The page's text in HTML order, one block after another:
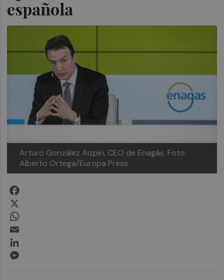
española
Arturo González Aizpiri, CEO de Enagás. Foto:
Alberto Ortega/Europa Press